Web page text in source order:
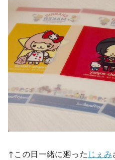
↑この日一緒に廻った じぇみ